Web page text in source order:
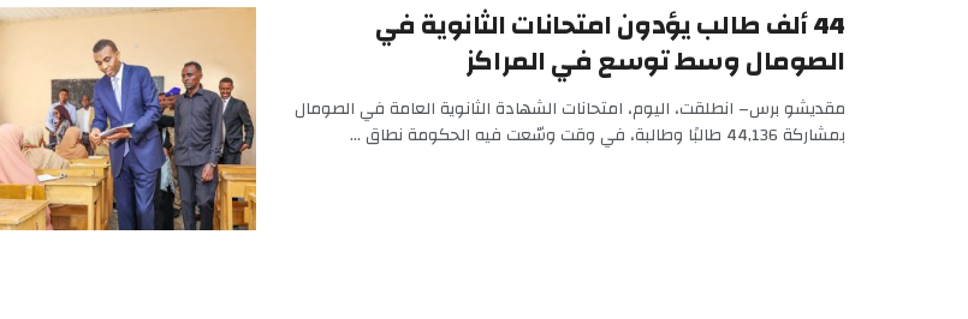
44 ألف طالب يؤدون امتحانات الثانوية في
الصومال وسط توسع في المراكز
مقديشو برس– انطلقت، اليوم، امتحانات الشهادة الثانوية العامة في الصومال
بمشاركة 44,136 طالبًا وطالبة، في وقت وسّعت فيه الحكومة نطاق ...